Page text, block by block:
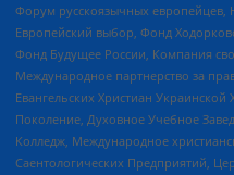
Форум русскоязычных европейцев,
Европейский выбор, Фонд
Фонд Будущее России, Компания
Международное партнерство за
Евангельских Христиан
Поколение, Духовное Учебное
Колледж, Международное
Саентологических Предприятий,